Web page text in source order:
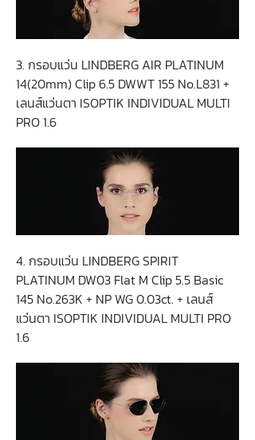
3. กรอบแว่น LINDBERG AIR PLATINUM
14(20mm) Clip 6.5 DWWT 155 No.L831 +
เลนส์แว่นตา ISOPTIK INDIVIDUAL MULTI
PRO 1.6
4. กรอบแว่น LINDBERG SPIRIT
PLATINUM DW03 Flat M Clip 5.5 Basic
145 No.263K + NP WG 0.03ct. + เลนส์
แว่นตา ISOPTIK INDIVIDUAL MULTI PRO
1.6